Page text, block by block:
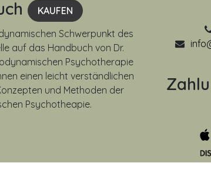
KAUFEN
Schwerpunkt des
auf das Handbuch von Dr.
Psychotherapie
einen leicht verständlichen
und Methoden der
Psychotheapie.